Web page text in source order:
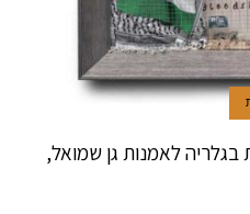
בגלריה לאמנות גן שמואל,